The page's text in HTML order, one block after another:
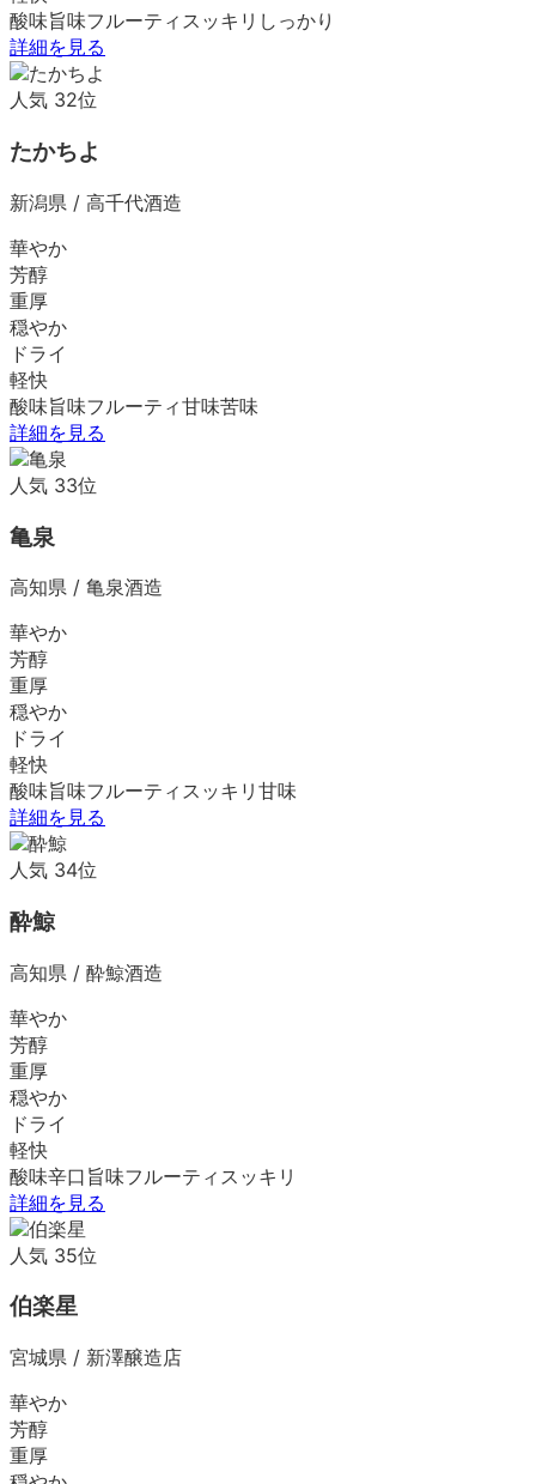
酸味旨味フルーティ スッキリ しっかり
詳細を見る
人気 32位
たかちよ
新潟県 / 高千代酒造
華やか
芳醇
重厚
穏やか
ドライ
軽快
酸味旨味フルーティ甘味苦味
詳細を見る
人気 33位
亀泉
高知県 / 亀泉酒造
華やか
芳醇
重厚
穏やか
ドライ
軽快
酸味旨味フルーティ スッキリ 甘味
詳細を見る
人気 34位
酔鯨
高知県 / 酔鯨酒造
華やか
芳醇
重厚
穏やか
ドライ
軽快
酸味辛口 旨味フルーティ スッキリ
詳細を見る
人気 35位
伯楽星
宮城県 / 新澤醸造店
華やか
芳醇
重厚